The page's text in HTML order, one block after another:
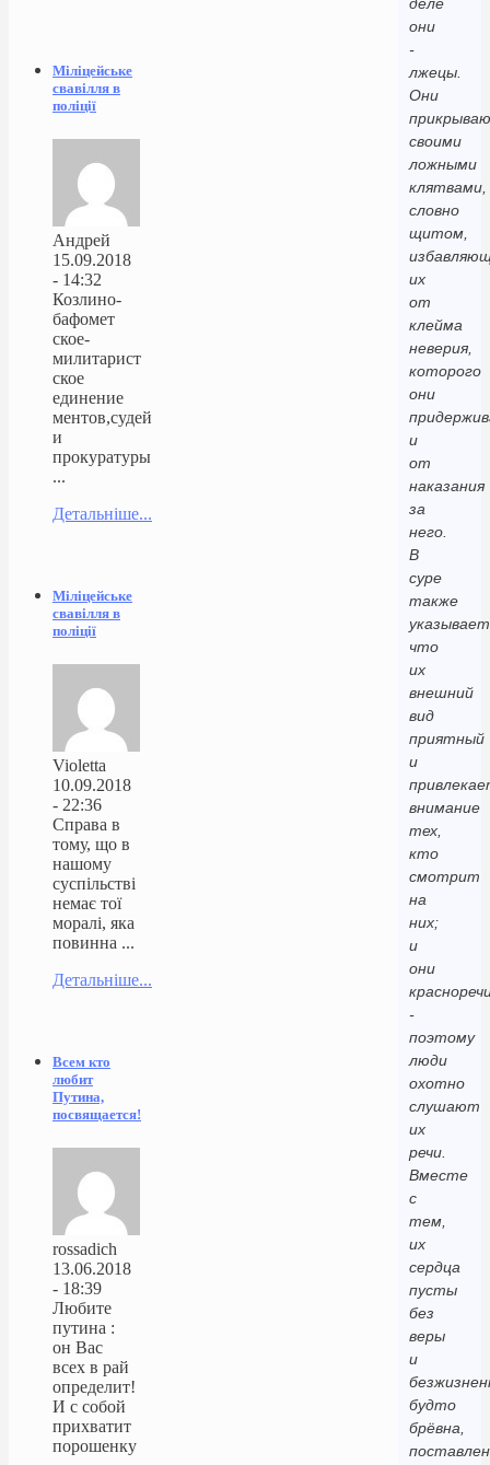
деле
они
-
лжецы.
Они
своими
ложными
клятвами,
словно
щитом,
их
от
клейма
неверия,
которого
они
и
от
наказания
за
него.
В
суре
также
что
их
внешний
вид
приятный
и
внимание
тех,
кто
смотрит
на
них;
и
они
-
поэтому
люди
охотно
слушают
их
речи.
Вместе
с
тем,
их
сердца
пусты
без
веры
и
будто
брёвна,
Міліцейське
свавілля в
поліції
Андрей
15.09.2018
- 14:32
Козлино-
бафомет
ское-
милитарист
ское
единение
ментов,судей
и
прокуратуры
...
Детальніше...
Міліцейське
свавілля в
поліції
Violetta
10.09.2018
- 22:36
Справа в
тому, що в
нашому
суспільстві
немає тої
моралі, яка
повинна ...
Детальніше...
Всем кто
любит
Путина,
посвящается!
rossadich
13.06.2018
- 18:39
Любите
путина :
он Вас
всех в рай
определит!
И с собой
прихватит
порошенку